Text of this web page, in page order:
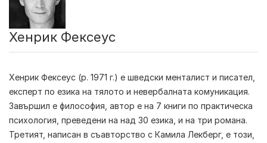
Хенрик Фексеус
Хенрик Фексеус (р. 1971 г.) е шведски менталист и писател,
експерт по езика на тялото и невербалната комуникация.
Завършил е философия, автор е на 7 книги по практическа
психология, преведени на над 30 езика, и на три романа.
Третият, написан в съавторство с Камила Лекберг, е този,